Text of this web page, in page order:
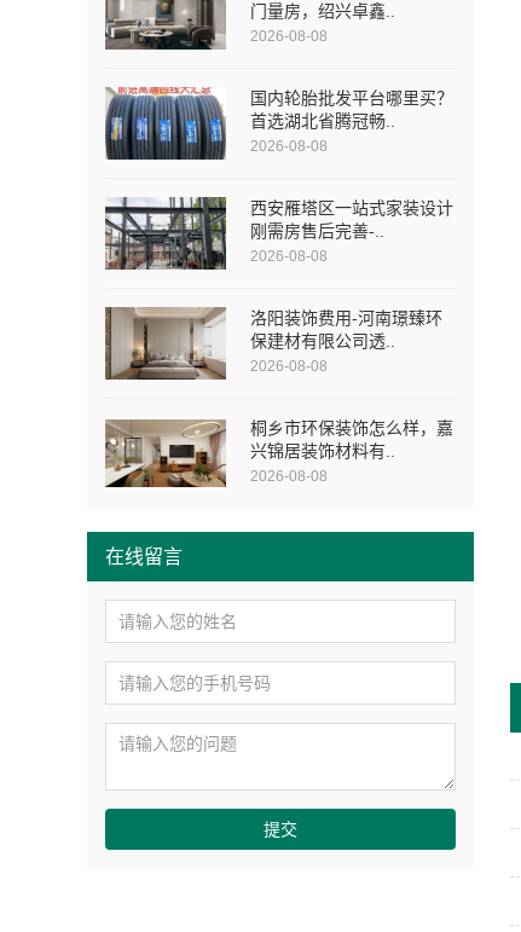
门量房，绍兴卓鑫..
2026-08-08
国内轮胎批发平台哪里买？
首选湖北省腾冠畅..
2026-08-08
西安雁塔区一站式家装设计
刚需房售后完善-..
2026-08-08
洛阳装饰费用-河南璟臻环
保建材有限公司透..
2026-08-08
桐乡市环保装饰怎么样，嘉
兴锦居装饰材料有..
2026-08-08
在线留言
提交